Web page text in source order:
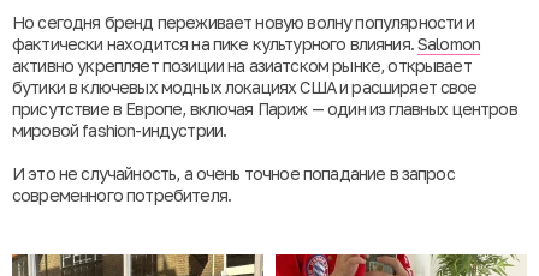
Но сегодня бренд переживает новую волну популярности и
фактически находится на пике культурного влияния.Salomon
активно укрепляет позиции на азиатском рынке, открывает
бутики в ключевых модных локациях США и расширяет свое
присутствие в Европе, включая Париж — один из главных центров
мировой fashion-индустрии.
И это не случайность, а очень точное попадание в запрос
современного потребителя.